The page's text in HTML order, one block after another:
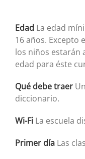
Edad La edad
16 años. Excepto
los niños estarán
edad para éste
Qué debe traer
diccionario.
Wi-Fi La escuela
Primer día Las